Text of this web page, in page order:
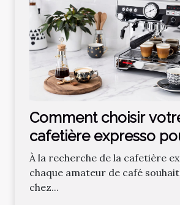
Comment choisir
cafetière expresso
café parfait ?
À la recherche de la cafetière
chaque amateur de café
chez...